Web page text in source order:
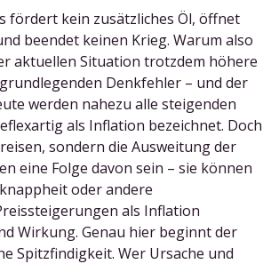
fördert kein zusätzliches Öl, öffnet
beendet keinen Krieg. Warum also
aktuellen Situation trotzdem höhere
Denkfehler – und der
werden nahezu alle steigenden
als Inflation bezeichnet. Doch
sondern die Ausweitung der
eine Folge davon sein – sie können
oder andere
als Inflation
Wirkung. Genau hier beginnt der
Spitzfindigkeit. Wer Ursache und